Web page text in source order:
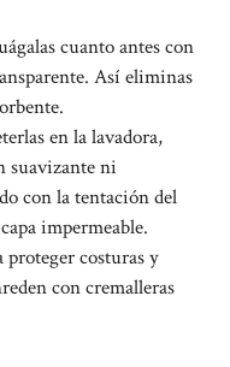
cuanto antes con
Así eliminas
en la lavadora,
suavizante ni
con la tentación del
impermeable.
proteger costuras y
con cremalleras